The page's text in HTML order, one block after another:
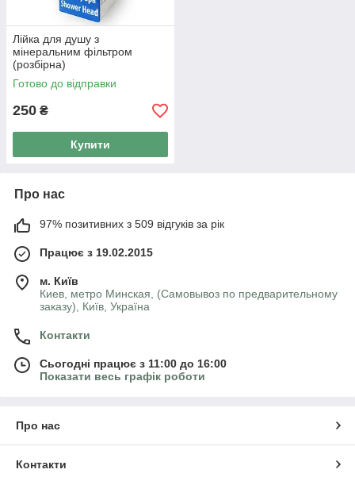
Лійка для душу з
мінеральним фільтром
(розбірна)
Готово до відправки
250 ₴
Купити
Про нас
97% позитивних з 509 відгуків за рік
Працює з 19.02.2015
м. Київ
Киев, метро Минская, (Самовывоз по предварительному
заказу), Київ, Україна
Контакти
Сьогодні працює з 11:00 до 16:00
Показати весь графік роботи
Про нас
Контакти